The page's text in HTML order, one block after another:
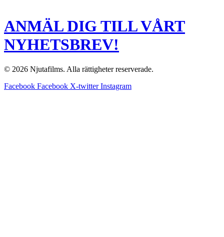
ANMÄL DIG TILL VÅRT
NYHETSBREV!
© 2026 Njutafilms. Alla rättigheter reserverade.
Facebook Facebook X-twitter Instagram